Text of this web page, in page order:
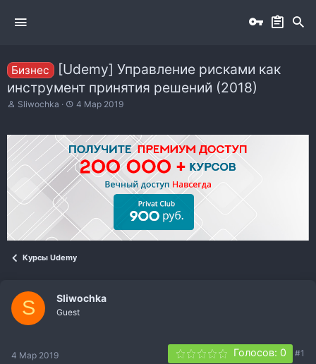
Бизнес
[Udemy] Управление рисками как
инструмент принятия решений (2018)
А
о
р
т
е
Sliwochka
Д
а
н
а
ч
а
4 Мар 2019
Курсы Udemy
S Sliwochka
Guest
4 Мар 2019 Голосов: 0 #1